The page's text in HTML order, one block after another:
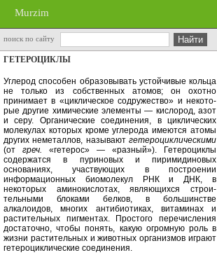
Murzim
поиск по сайту
ГЕТЕРОЦИКЛЫ
Углерод способен образовывать устой­чивые кольца
не только из собствен­ных атомов; он охотно
принимает в «циклическое содружество» и некото­
рые другие химические элементы — кислород, азот
и серу. Органические соединения, в циклических
молекулах которых кроме углерода имеются атомы
других неметаллов, называют гетероциклическими
(от греч. «гетерос» — «разный»). Гетероциклы
содер­жатся в пуриновых и пиримидиновых
основаниях, участвующих в построении
информационных био­молекул РНК и ДНК, в
некоторых аминокислотах, являющихся строи­
тельными блоками белков, в боль­шинстве
алкалоидов, многих анти­биотиках, витаминах и
растительных пигментах. Простого перечисления
достаточно, чтобы понять, какую ог­ромную роль в
жизни растительных и животных организмов играют
гете­роциклические соединения.